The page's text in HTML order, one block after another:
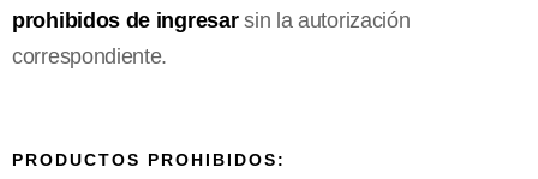
prohibidos de ingresarsin la autorización
correspondiente.
PRODUCTOS PROHIBIDOS: